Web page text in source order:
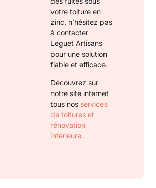
votre toiture en
zinc, n’hésitez pas
à contacter
Leguet Artisans
pour une solution
fiable et efficace.
Découvrez sur
notre site internet
tous nos services
de toitures et
rénovation
intérieure.